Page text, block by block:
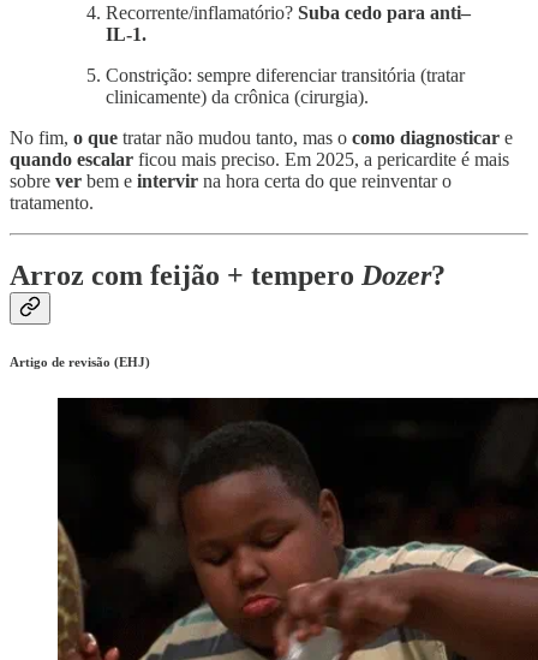
Recorrente/inflamatório? Suba cedo para anti–
IL-1.
Constrição: sempre diferenciar transitória (tratar
clinicamente) da crônica (cirurgia).
No fim, o que tratar não mudou tanto, mas o como diagnosticar e
quando escalar ficou mais preciso. Em 2025, a pericardite é mais
sobre ver bem e intervir na hora certa do que reinventar o
tratamento.
Arroz com feijão + tempero Dozer?
Artigo de revisão (EHJ)